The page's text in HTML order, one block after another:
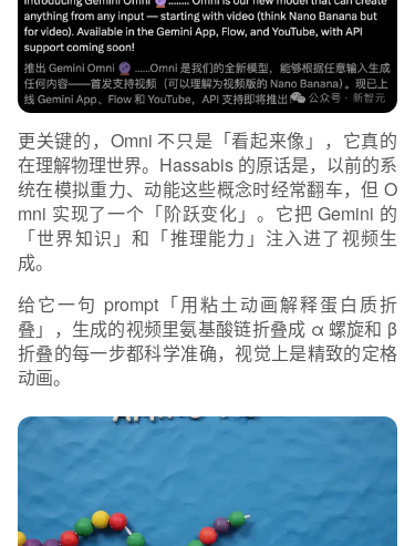
更关键的，Omni 不只是「看起来像」，它真的
在理解物理世界。Hassabis 的原话是，以前的系
统在模拟重力、动能这些概念时经常翻车，但 O
mni 实现了一个「阶跃变化」。它把 Gemini 的
「世界知识」和「推理能力」注入进了视频生
成。
给它一句 prompt「用粘土动画解释蛋白质折
叠」，生成的视频里氨基酸链折叠成 α 螺旋和 β
折叠的每一步都科学准确，视觉上是精致的定格
动画。